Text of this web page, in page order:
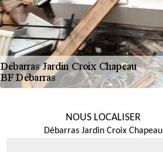
NOUS LOCALISER
Débarras Jardin Croix Chapeau